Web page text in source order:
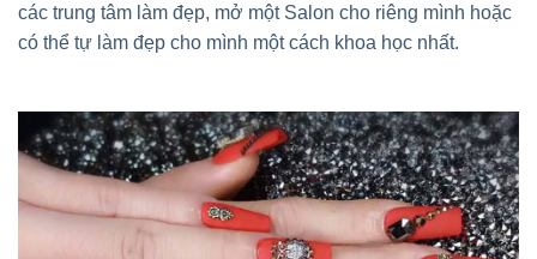
các trung tâm làm đẹp, mở một Salon cho riêng mình hoặc
có thể tự làm đẹp cho mình một cách khoa học nhất.